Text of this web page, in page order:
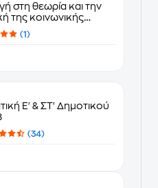
στη θεωρία και την
της κοινωνικής
(1)
Ε' & ΣΤ' Δημοτικού
(34)